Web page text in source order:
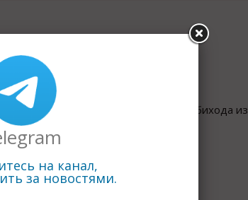
и предметов домашнего обихода из
на канал,
за новостями.